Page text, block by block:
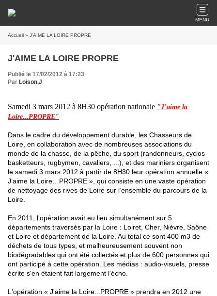
MENU
Accueil » J'AIME LA LOIRE PROPRE
J'AIME LA LOIRE PROPRE
Publié le 17/02/2012 à 17:23
Par Loison.J
Samedi 3 mars 2012 à 8H30 opération nationale "J’aime la
Loire...PROPRE"
Dans le cadre du développement durable, les Chasseurs de
Loire, en collaboration avec de nombreuses associations du
monde de la chasse, de la pêche, du sport (randonneurs, cyclos
basketteurs, rugbymen, cavaliers, ...), et des mariniers organisent
le samedi 3 mars 2012 à partir de 8H30 leur opération annuelle «
J’aime la Loire…PROPRE », qui consiste en une vaste opération
de nettoyage des rives de Loire sur l’ensemble du parcours de la
Loire.
En 2011, l'opération avait eu lieu simultanément sur 5
départements traversés par la Loire : Loiret, Cher, Nièvre, Saône
et Loire et département de la Loire. Au total ce sont 400 m3 de
déchets de tous types, et malheureusement souvent non
biodégradables qui ont été collectés et plus de 600 personnes qui
ont participé à cette opération. Les médias : audio-visuels, presse
écrite s'en étaient fait largement l'écho.
L'opération « J'aime la Loire...PROPRE » prendra en 2012 une